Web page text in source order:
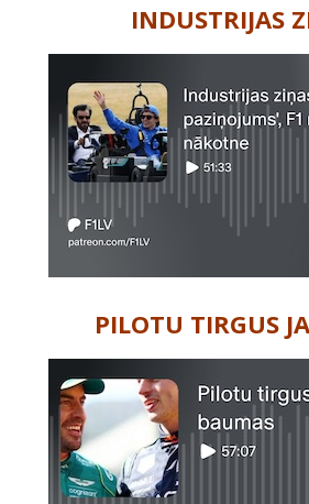
INDUSTRIJAS
PILOTU TIRGUS